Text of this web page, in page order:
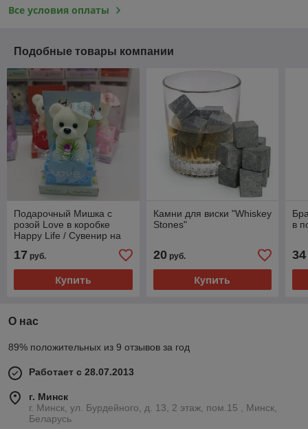
Все условия оплаты
Подобные товары компании
Подарочный Мишка с
розой Love в коробке
Happy Life / Сувенир на
17 руб.
Купить
Камни для виски "Whiskey
Stones"
20руб.
Купить
в
34
О нас
89% положительных из 9 отзывов за год
Работает с 28.07.2013
г. Минск
г. Минск, ул. Бурдейного, д. 13, 2 этаж, пом.15 , Минск,
Беларусь